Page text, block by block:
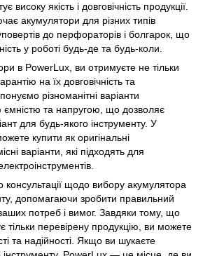
високу якість і довговічність продукції.
акумулятори для різних типів
до перфораторів і болгарок, що
у роботі будь-де та будь-коли.
в PowerLux, ви отримуєте не тільки
на їх довговічність та
різноманітні варіанти
ємністю та напругою, що дозволяє
для будь-якого інструменту. У
купити як оригінальні
варіанти, які підходять для
щодо вибору акумулятора
допомагаючи зробити правильний
потреб і вимог. Завдяки тому, що
тільки перевірену продукцію, ви можете
та надійності. Якщо ви шукаєте